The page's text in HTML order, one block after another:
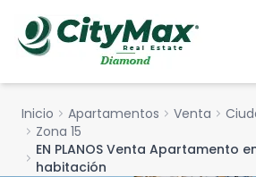
Inicio chevron_right Apartamentos chevron_right Venta chevron_right
chevron_right Zona 15
chevron_right EN PLANOS Venta Apartamento
habitación